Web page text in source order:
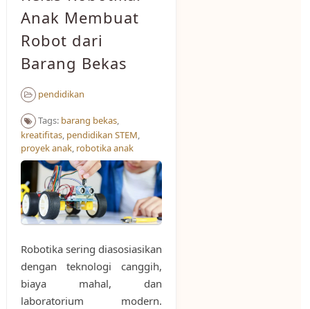
Judi bola
Mahjong Ways 2
Slot Kamboja
Slot Thailand
Anak Membuat
Robot dari
Barang Bekas
pendidikan
Tags: barang bekas,
kreatifitas, pendidikan STEM,
proyek anak, robotika anak
Robotika sering diasosiasikan
dengan teknologi canggih,
biaya mahal, dan
laboratorium modern.